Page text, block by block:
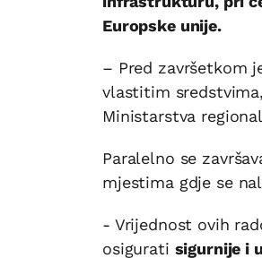
Europske unije.
– Pred završetkom
vlastitim
Ministarstva
Paralelno se
mjestima gdje se
- Vrijednost ovih
osigurati sigurnije i